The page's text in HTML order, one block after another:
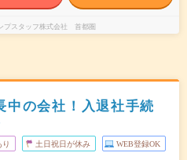
プスタッフ株式会社 首都圏
中の会社！入退社手続
土日祝日が休み WEB登録OK